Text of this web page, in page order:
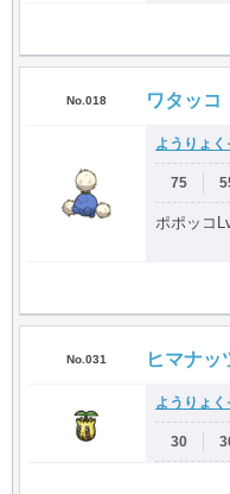
No.018 ワタッコ
ようりょく
75
ポポッコ
No.031 ヒマナッ
ようりょく
30